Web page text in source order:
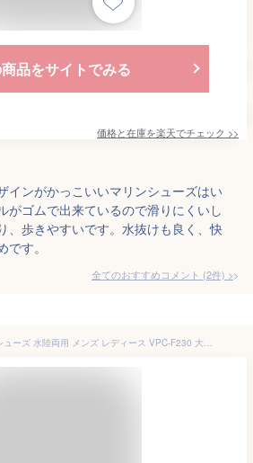
品をサイトでみる
価格と在庫を楽天でチェック >>
インがかっこいいマリンシューズはい
がゴムで出来ているので滑りにくいし
、歩きやすいです。水抜けも良く、快
す。
全てのおすすめコメント (2件) >
【送料無料】マリンシューズ 水陸両用 メンズ レディース VPC-F230 大人用 男女兼用 岩場 アクアシューズ ウォーターシューズ ビーチシューズ ビジョンピークス VISIONPEAKS